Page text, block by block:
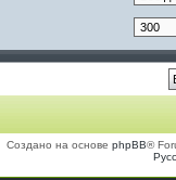
Создано на основе phpBB®